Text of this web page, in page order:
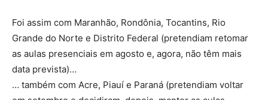
Foi assim com Maranhão, Rondônia, Tocantins, Rio
Grande do Norte e Distrito Federal (pretendiam retomar
as aulas presenciais em agosto e, agora, não têm mais
data prevista)…
… também com Acre, Piauí e Paraná (pretendiam voltar